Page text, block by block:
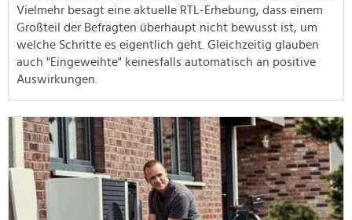
Vielmehr besagt eine aktuelle RTL-Erhebung, dass einem
Großteil der Befragten überhaupt nicht bewusst ist, um
welche Schritte es eigentlich geht. Gleichzeitig glauben
auch "Eingeweihte" keinesfalls automatisch an positive
Auswirkungen.